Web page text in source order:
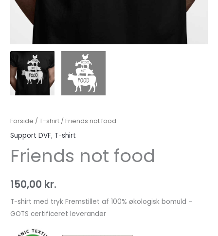
Forside /T-shirt / Friends not food
Support DVF, T-shirt
Friends not food
150,00 kr.
T-shirt med tryk Fremstillet af 100% økologisk bomuld –
GOTS certificeret leverandør